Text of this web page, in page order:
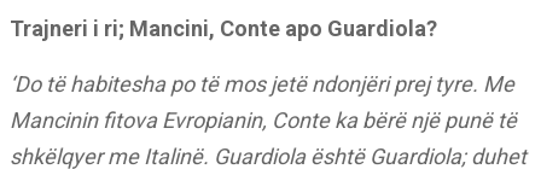
Trajneri i ri; Mancini, Conte apo Guardiola?
‘Do të habitesha po të mos jetë ndonjëri prej tyre. Me
Mancinin fitova Evropianin, Conte ka bërë një punë të
shkëlqyer me Italinë. Guardiola është Guardiola; duhet